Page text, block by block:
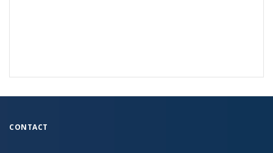
CONTACT